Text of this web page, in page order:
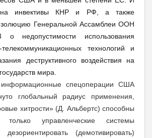
на инвективы КНР и РФ, а также
Генеральной Ассамблеи ООН
использования
технологий и
деструктивного воздействия на
мира.
спецоперации США
глобальный радиус применения,
хитрости» (Д. Альбертс) способны
управленческие системы
(демотивировать)